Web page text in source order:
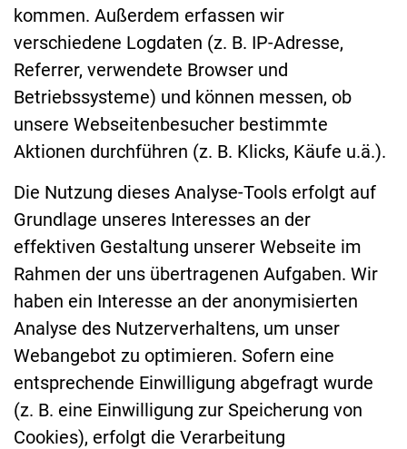
kommen. Außerdem erfassen wir
verschiedene Logdaten (z. B. IP-Adresse,
Referrer, verwendete Browser und
Betriebssysteme) und können messen, ob
unsere Webseitenbesucher bestimmte
Aktionen durchführen (z. B. Klicks, Käufe u.ä.).
Die Nutzung dieses Analyse-Tools erfolgt auf
Grundlage unseres Interesses an der
effektiven Gestaltung unserer Webseite im
Rahmen der uns übertragenen Aufgaben. Wir
haben ein Interesse an der anonymisierten
Analyse des Nutzerverhaltens, um unser
Webangebot zu optimieren. Sofern eine
entsprechende Einwilligung abgefragt wurde
(z. B. eine Einwilligung zur Speicherung von
Cookies), erfolgt die Verarbeitung